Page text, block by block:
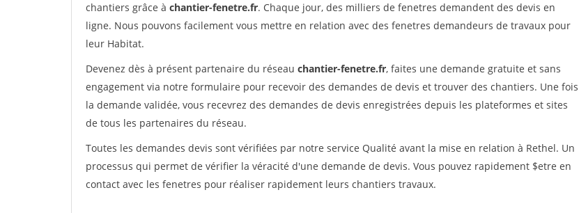
chantiers grâce à chantier-fenetre.fr. Chaque jour, des milliers de fenetres demandent des devis en
ligne. Nous pouvons facilement vous mettre en relation avec des fenetres demandeurs de travaux pour
leur Habitat.
Devenez dès à présent partenaire du réseau chantier-fenetre.fr, faites une demande gratuite et sans
engagement via notre formulaire pour recevoir des demandes de devis et trouver des chantiers. Une fois
la demande validée, vous recevrez des demandes de devis enregistrées depuis les plateformes et sites
de tous les partenaires du réseau.
Toutes les demandes devis sont vérifiées par notre service Qualité avant la mise en relation à Rethel. Un
processus qui permet de vérifier la véracité d'une demande de devis. Vous pouvez rapidement $etre en
contact avec les fenetres pour réaliser rapidement leurs chantiers travaux.